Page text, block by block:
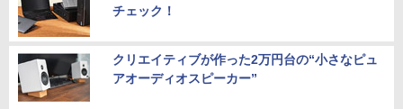
チェック！
クリエイティブが作った2万円台の“小さなピュ
アオーディオスピーカー”